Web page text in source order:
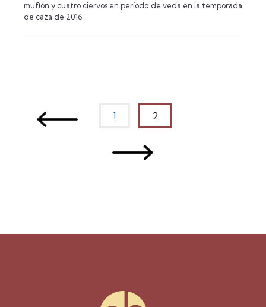
muflón y cuatro ciervos en período de veda en la temporada
de caza de 2016
1 (current)2(current)